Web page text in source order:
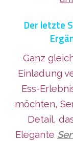
Der letzte
Ganz
Einladung
Ess-
möchten,
Detail,
Elegante